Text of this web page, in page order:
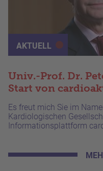
AKTUELL
Univ.-Prof. Dr.
Start von
Es freut mich Sie im
Kardiologischen
Informationsplattform